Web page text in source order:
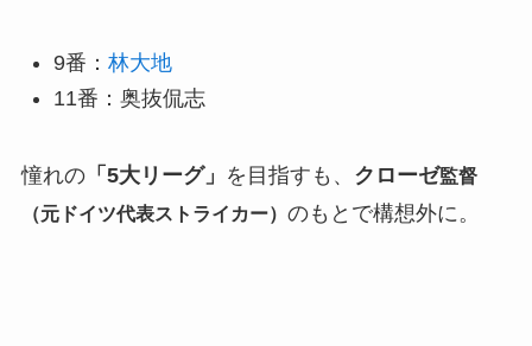
9番： 林大地
11番：奥抜侃志
憧れの「5大リーグ」 を目指すも、 クローゼ監督
（元ドイツ代表ストライカー） のもとで構想外に。